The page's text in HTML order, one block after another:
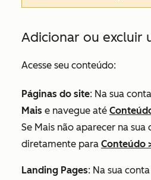
Adicionar ou excluir
Acesse seu conteúdo:
Páginas do site: Na sua
Mais e navegue até
Se Mais não aparecer na sua
diretamente para Conteúdo
Landing Pages: Na sua